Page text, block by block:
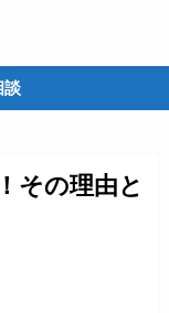
談
その理由と